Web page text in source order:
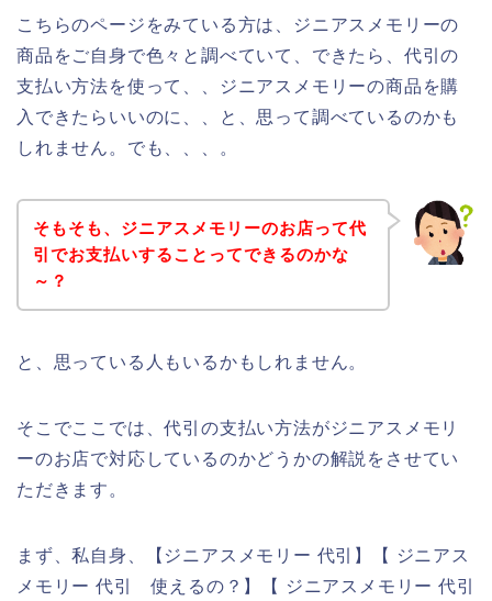
こちらのページをみている方は、ジニアスメモリーの
商品をご自身で色々と調べていて、できたら、代引の
支払い方法を使って、、ジニアスメモリーの商品を購
入できたらいいのに、、と、思って調べているのかも
しれません。でも、、、。
そもそも、ジニアスメモリーのお店って代
引でお支払いすることってできるのかな
～？
と、思っている人もいるかもしれません。
そこでここでは、代引の支払い方法がジニアスメモリ
ーのお店で対応しているのかどうかの解説をさせてい
ただきます。
まず、私自身、【ジニアスメモリー 代引】【 ジニアス
メモリー 代引 使えるの？】【 ジニアスメモリー 代引